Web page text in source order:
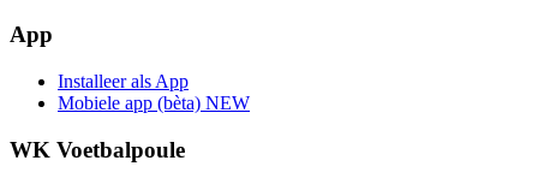
App
Installeer als App
Mobiele app (bèta) NEW
WK Voetbalpoule